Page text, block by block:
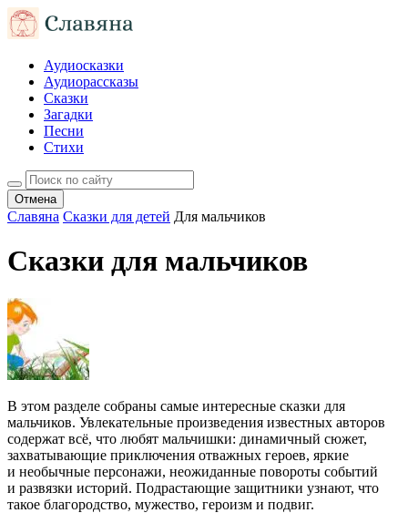
Аудиосказки
Аудиорассказы
Сказки
Загадки
Песни
Стихи
Отмена
Славяна Сказки для детей Для мальчиков
Сказки для мальчиков
В этом разделе собраны самые интересные сказки для
мальчиков. Увлекательные произведения известных авторов
содержат всё, что любят мальчишки: динамичный сюжет,
захватывающие приключения отважных героев, яркие
и необычные персонажи, неожиданные повороты событий
и развязки историй. Подрастающие защитники узнают, что
такое благородство, мужество, героизм и подвиг.